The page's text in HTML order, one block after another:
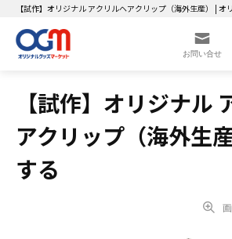
【試作】オリジナル アクリルヘアクリップ（海外生産） |
お問い合せ
【試作】オリジナル
アクリップ（海外生
する